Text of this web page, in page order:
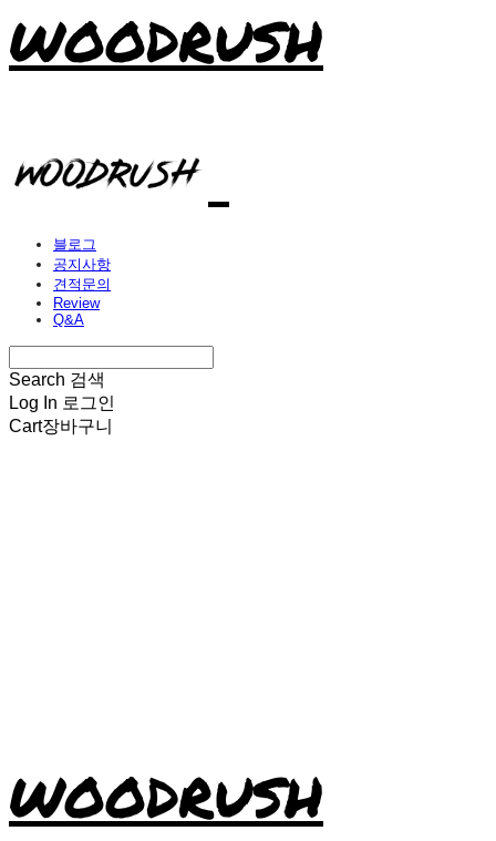
WOODRUSH
블로그
공지사항
견적문의
Review
Q&A
Search 검색
Log In 로그인
Cart장바구니
WOODRUSH